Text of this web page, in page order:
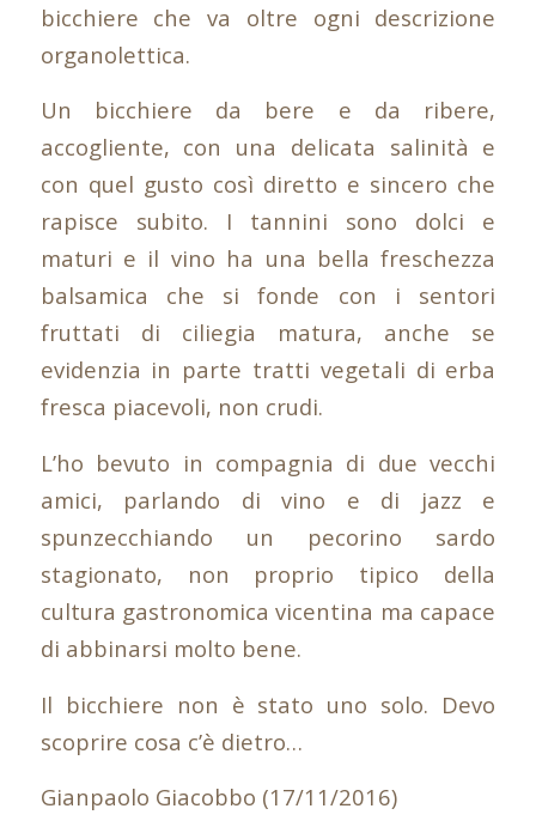
bicchiere che va oltre ogni descrizione
organolettica.
Un bicchiere da bere e da ribere,
accogliente, con una delicata salinità e
con quel gusto così diretto e sincero che
rapisce subito. I tannini sono dolci e
maturi e il vino ha una bella freschezza
balsamica che si fonde con i sentori
fruttati di ciliegia matura, anche se
evidenzia in parte tratti vegetali di erba
fresca piacevoli, non crudi.
L’ho bevuto in compagnia di due vecchi
amici, parlando di vino e di jazz e
spunzecchiando un pecorino sardo
stagionato, non proprio tipico della
cultura gastronomica vicentina ma capace
di abbinarsi molto bene.
Il bicchiere non è stato uno solo. Devo
scoprire cosa c’è dietro…
Gianpaolo Giacobbo (17/11/2016)